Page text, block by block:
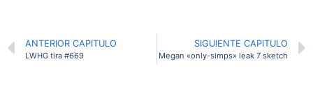
ANTERIOR CAPITULO
LWHG tira #669
SIGUIENTE CAPITULO
Megan «only-simps» leak 7 sketch